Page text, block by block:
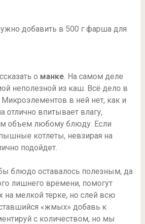
о манке . На самом деле
неполезной из каш. Всё дело в
Микроэлементов в ней нет, как и
отлично впитывает влагу,
объем любому блюду. Если
котлеты, невзирая на
подойдет.
блюдо оставалось полезным, да
лишнего времени, помогут
на мелкой терке, но слей всю
«жмых» добавь к
с количеством, но мы